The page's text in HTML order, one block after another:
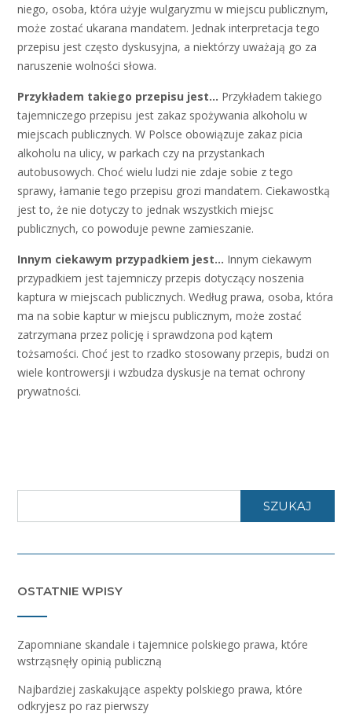
niego, osoba, która użyje wulgaryzmu w miejscu publicznym,
może zostać ukarana mandatem. Jednak interpretacja tego
przepisu jest często dyskusyjna, a niektórzy uważają go za
naruszenie wolności słowa.
Przykładem takiego przepisu jest... Przykładem takiego
tajemniczego przepisu jest zakaz spożywania alkoholu w
miejscach publicznych. W Polsce obowiązuje zakaz picia
alkoholu na ulicy, w parkach czy na przystankach
autobusowych. Choć wielu ludzi nie zdaje sobie z tego
sprawy, łamanie tego przepisu grozi mandatem. Ciekawostką
jest to, że nie dotyczy to jednak wszystkich miejsc
publicznych, co powoduje pewne zamieszanie.
Innym ciekawym przypadkiem jest... Innym ciekawym
przypadkiem jest tajemniczy przepis dotyczący noszenia
kaptura w miejscach publicznych. Według prawa, osoba, która
ma na sobie kaptur w miejscu publicznym, może zostać
zatrzymana przez policję i sprawdzona pod kątem
tożsamości. Choć jest to rzadko stosowany przepis, budzi on
wiele kontrowersji i wzbudza dyskusje na temat ochrony
prywatności.
SZUKAJ
OSTATNIE WPISY
Zapomniane skandale i tajemnice polskiego prawa, które
wstrząsnęły opinią publiczną
Najbardziej zaskakujące aspekty polskiego prawa, które
odkryjesz po raz pierwszy